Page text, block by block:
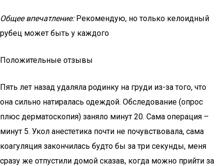
Общее впечатление:Рекомендую, но только келоидный
рубец может быть у каждого
Положительные отзывы
Пять лет назад удаляла родинку на груди из-за того, что
она сильно натиралась одеждой. Обследование (опрос
плюс дерматоскопия) заняло минут 20. Сама операция –
минут 5. Укол анестетика почти не почувствовала, сама
коагуляция закончилась будто бы за три секунды, меня
сразу же отпустили домой сказав, когда можно прийти за